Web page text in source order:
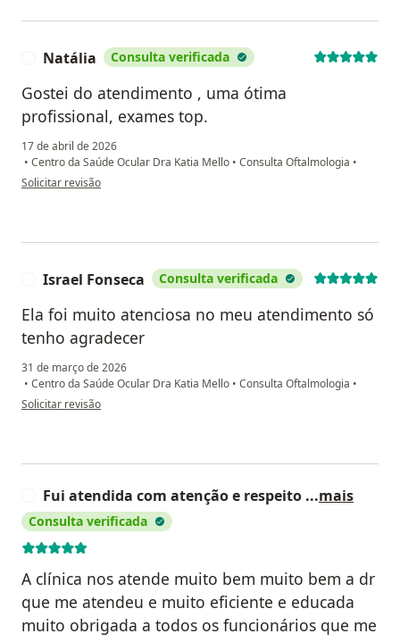
Natália Consulta verificada
Gostei do atendimento , uma ótima
profissional, exames top.
17 de abril de 2026
• Centro da Saúde Ocular Dra Katia Mello • Consulta Oftalmologia •
na opinião do utilizador Natália
Solicitar revisão
Israel Fonseca Consulta verificada
Ela foi muito atenciosa no meu atendimento só
tenho agradecer
31 de março de 2026
• Centro da Saúde Ocular Dra Katia Mello • Consulta Oftalmologia •
na opinião do utilizador Israel Fonseca
Solicitar revisão
Fui atendida com atenção e respeito ...mais
Consulta verificada
A clínica nos atende muito bem muito bem a dr
que me atendeu e muito eficiente e educada
muito obrigada a todos os funcionários que me